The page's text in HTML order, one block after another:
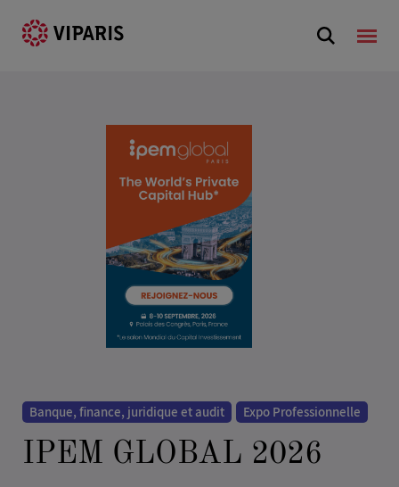
Banque, finance, juridique et audit Expo Professionnelle
IPEM GLOBAL 2026